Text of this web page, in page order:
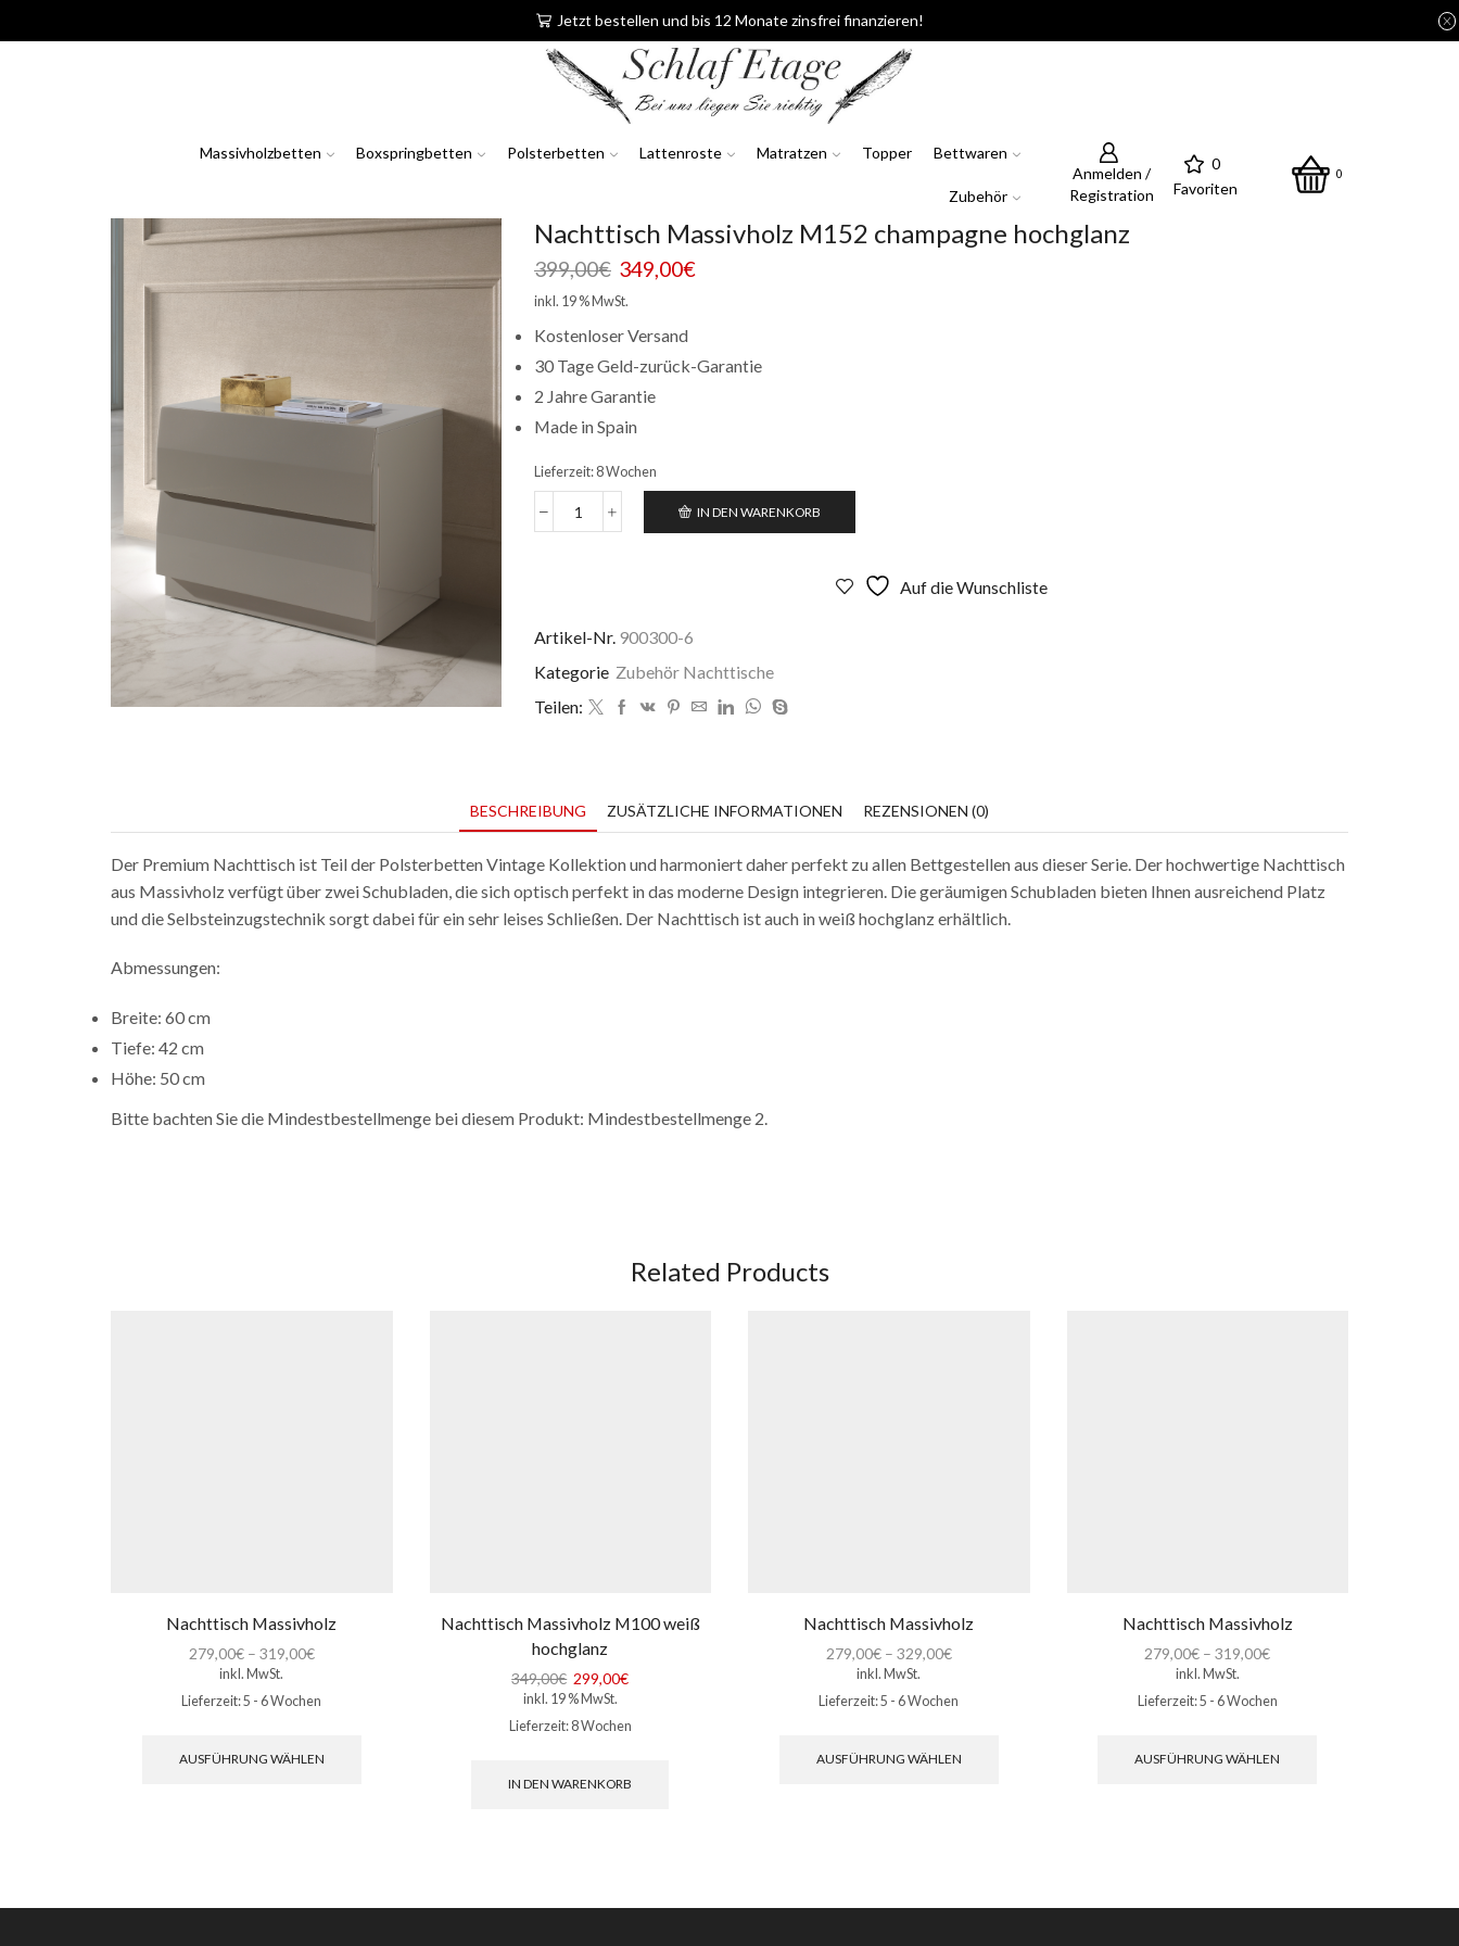
Jetzt bestellen und bis 12 Monate zinsfrei finanzieren!
Massivholzbetten Boxspringbetten Polsterbetten Lattenroste Matratzen Topper Bettwaren
Zubehör
Anmelden /
Registration
0
Favoriten
0
Nachttisch Massivholz M152 champagne hochglanz
399,00€ Ursprünglicher
Preis
399,00€
349,00€Aktueller
inkl. 19 % MwSt.
Kostenloser Versand
30 Tage Geld-zurück-Garantie
2 Jahre Garantie
Made in Spain
Lieferzeit: 8 Wochen
Nachttisch
Menge
IN DEN WARENKORB
Auf die Wunschliste
Artikel-Nr. 900300-6
Kategorie Zubehör Nachttische
Teilen:
BESCHREIBUNG ZUSÄTZLICHE INFORMATIONEN REZENSIONEN (0)
Der Premium Nachttisch ist Teil der Polsterbetten Vintage Kollektion und harmoniert daher perfekt zu allen Bettgestellen aus dieser Serie. Der hochwertige Nachttisch
aus Massivholz verfügt über zwei Schubladen, die sich optisch perfekt in das moderne Design integrieren. Die geräumigen Schubladen bieten Ihnen ausreichend Platz
und die Selbsteinzugstechnik sorgt dabei für ein sehr leises Schließen. Der Nachttisch ist auch in weiß hochglanz erhältlich.
Abmessungen:
Breite: 60 cm
Tiefe: 42 cm
Höhe: 50 cm
Bitte bachten Sie die Mindestbestellmenge bei diesem Produkt: Mindestbestellmenge 2.
Related Products
Nachttisch Massivholz
279,00€– 319,00€
inkl. MwSt.
Lieferzeit:5 - 6 Wochen
AUSFÜHRUNG WÄHLEN
können
Nachttisch Massivholz M100 weiß
hochglanz
349,00€ Ursprünglicher
Preis
war:
299,00€Aktueller
ist:
inkl. 19 % MwSt.
Lieferzeit: 8 Wochen
IN DEN WARENKORB
Nachttisch Massivholz
279,00€– 329,00€
inkl. MwSt.
Lieferzeit:5 - 6 Wochen
AUSFÜHRUNG WÄHLEN
können
Nachttisch Massivholz
279,00€ –319,00€
inkl. MwSt.
Lieferzeit:5 - 6 Wochen
AUSFÜHRUNG WÄHLEN
können